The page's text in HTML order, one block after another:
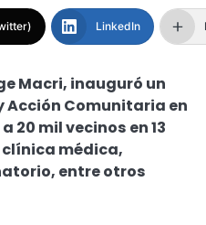
LinkedIn
Macri, inauguró un
Acción Comunitaria en
20 mil vecinos en 13
médica,
entre otros